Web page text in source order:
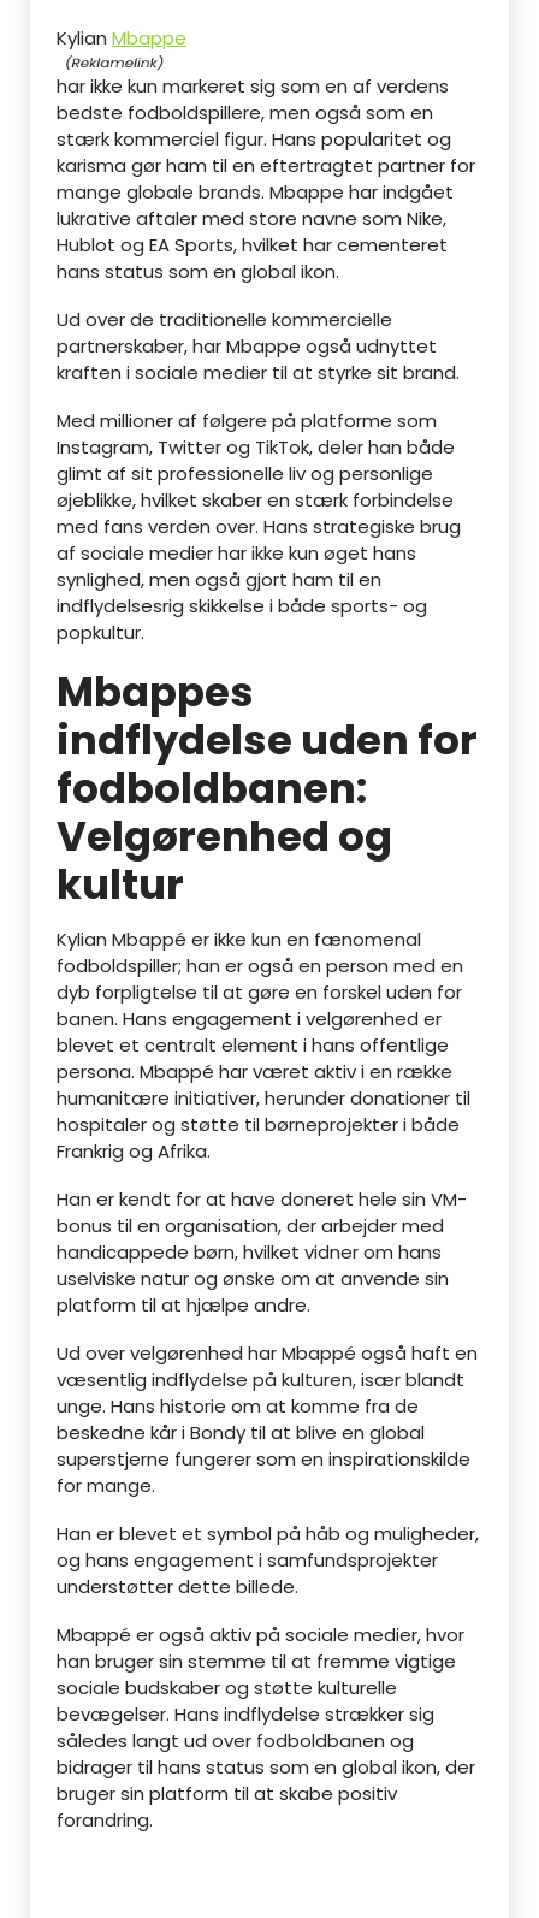
Kylian Mbappe
har ikke kun markeret sig som en af verdens
bedste fodboldspillere, men også som en
stærk kommerciel figur. Hans popularitet og
karisma gør ham til en eftertragtet partner for
mange globale brands. Mbappe har indgået
lukrative aftaler med store navne som Nike,
Hublot og EA Sports, hvilket har cementeret
hans status som en global ikon.
Ud over de traditionelle kommercielle
partnerskaber, har Mbappe også udnyttet
kraften i sociale medier til at styrke sit brand.
Med millioner af følgere på platforme som
Instagram, Twitter og TikTok, deler han både
glimt af sit professionelle liv og personlige
øjeblikke, hvilket skaber en stærk forbindelse
med fans verden over. Hans strategiske brug
af sociale medier har ikke kun øget hans
synlighed, men også gjort ham til en
indflydelsesrig skikkelse i både sports- og
popkultur.
Mbappes
indflydelse uden for
fodboldbanen:
Velgørenhed og
kultur
Kylian Mbappé er ikke kun en fænomenal
fodboldspiller; han er også en person med en
dyb forpligtelse til at gøre en forskel uden for
banen. Hans engagement i velgørenhed er
blevet et centralt element i hans offentlige
persona. Mbappé har været aktiv i en række
humanitære initiativer, herunder donationer til
hospitaler og støtte til børneprojekter i både
Frankrig og Afrika.
Han er kendt for at have doneret hele sin VM-
bonus til en organisation, der arbejder med
handicappede børn, hvilket vidner om hans
uselviske natur og ønske om at anvende sin
platform til at hjælpe andre.
Ud over velgørenhed har Mbappé også haft en
væsentlig indflydelse på kulturen, især blandt
unge. Hans historie om at komme fra de
beskedne kår i Bondy til at blive en global
superstjerne fungerer som en inspirationskilde
for mange.
Han er blevet et symbol på håb og muligheder,
og hans engagement i samfundsprojekter
understøtter dette billede.
Mbappé er også aktiv på sociale medier, hvor
han bruger sin stemme til at fremme vigtige
sociale budskaber og støtte kulturelle
bevægelser. Hans indflydelse strækker sig
således langt ud over fodboldbanen og
bidrager til hans status som en global ikon, der
bruger sin platform til at skabe positiv
forandring.